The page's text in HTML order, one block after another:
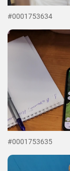
#0001753634
#0001753635